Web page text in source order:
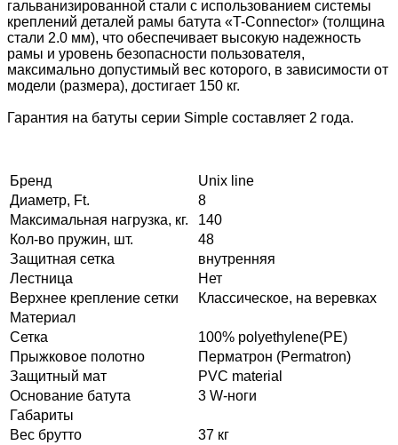
гальванизированной стали с использованием системы
креплений деталей рамы батута «T-Conneсtor» (толщина
стали 2.0 мм), что обеспечивает высокую надежность
рамы и уровень безопасности пользователя,
максимально допустимый вес которого, в зависимости от
модели (размера), достигает 150 кг.
Гарантия на батуты серии Simple составляет 2 года.
Бренд
Unix line
Диаметр, Ft.
8
Максимальная нагрузка, кг.
140
Кол-во пружин, шт.
48
Защитная сетка
внутренняя
Лестница
Нет
Верхнее крепление сетки
Классическое, на веревках
Материал
Сетка
100% polyethylene(PE)
Прыжковое полотно
Перматрон (Permatron)
Защитный мат
PVC material
Основание батута
3 W-ноги
Габариты
Вес брутто
37 кг